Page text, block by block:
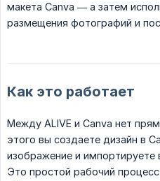
макета Canva — а затем
размещения фотографий и
Как это работает
Между ALIVE и Canva нет
этого вы создаете дизайн в
изображение и импортируете
Это простой рабочий